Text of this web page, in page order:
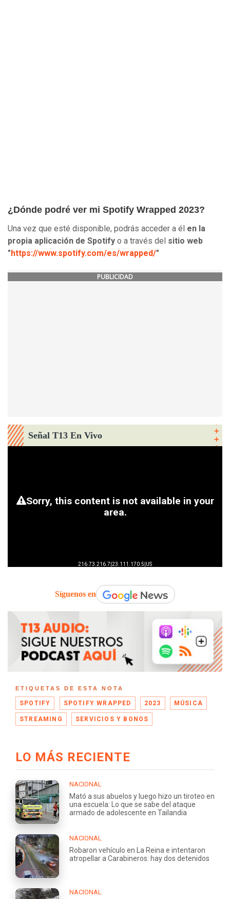
¿Dónde podré ver mi Spotify Wrapped 2023?
Una vez que esté disponible, podrás acceder a él en la
propia aplicación de Spotify o a través del sitio web
" https://www.spotify.com/es/wrapped/"
PUBLICIDAD
Señal T13 En Vivo
Síguenos en
ETIQUETAS DE ESTA NOTA
SPOTIFY SPOTIFY WRAPPED 2023 MÚSICA
STREAMING SERVICIOS Y BONOS
LO MÁS RECIENTE
NACIONAL
Mató a sus abuelos y luego hizo un tiroteo en
una escuela: Lo que se sabe del ataque
armado de adolescente en Tailandia
NACIONAL
Robaron vehículo en La Reina e intentaron
atropellar a Carabineros: hay dos detenidos
NACIONAL